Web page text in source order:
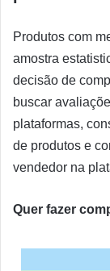
Produtos com
amostra
decisão de
buscar
plataformas,
de produtos e
vendedor na
Quer fazer